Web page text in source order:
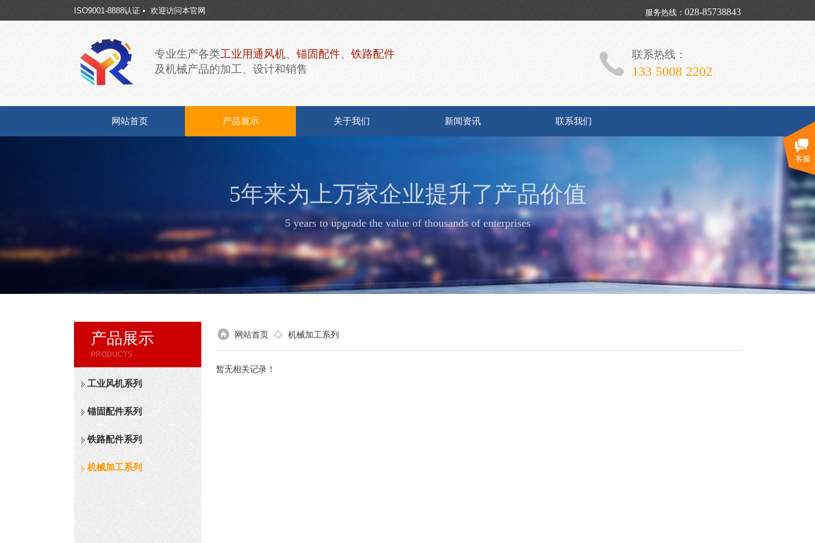
ISO9001-8888认证 • 欢迎访问本官网 服务热线： 028-85738843
联系热线：
133 5008 2202
专业生产各类工业用通风机、 锚固配件、 铁路配件
及机械产品的加工、设计和销售
网站首页 产品展示 关于我们 新闻资讯 联系我们
5年来为上万家企业提升了产品价值
5 years to upgrade the value of thousands of enterprises
网站首页 ◇ 机械加工系列
工业风机系列
锚固配件系列
铁路配件系列
机械加工系列
产品展示
PRODUCTS
暂无相关记录！
客服